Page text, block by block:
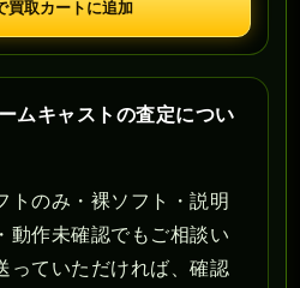
買取カートに追加
ムキャストの査定につい
トのみ・裸ソフト・説明
動作未確認でもご相談い
っていただければ、確認